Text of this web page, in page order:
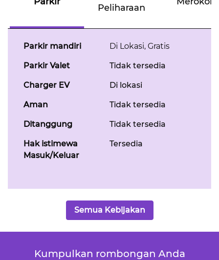
Peliharaan
Parkir mandiri Di Lokasi, Gratis
Parkir Valet Tidak tersedia
Charger EV Di lokasi
Aman Tidak tersedia
Ditanggung Tidak tersedia
Hak istimewa
Masuk/Keluar
Tersedia
Semua Kebijakan
Kumpulkan rombongan Anda